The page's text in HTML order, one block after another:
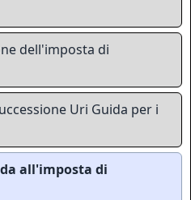
dell'imposta di
Uri Guida per i
all'imposta di